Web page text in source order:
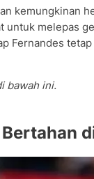
kemungkinan
untuk melepas
Fernandes
bawah ini.